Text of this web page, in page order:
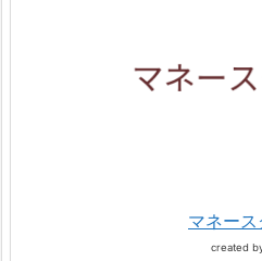
マネー
created